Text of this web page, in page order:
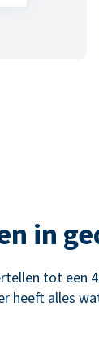
in
tot een
heeft alles